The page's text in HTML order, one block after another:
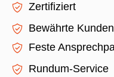
Zertifiziert
Bewährte Kunden
Feste
Rundum-Service